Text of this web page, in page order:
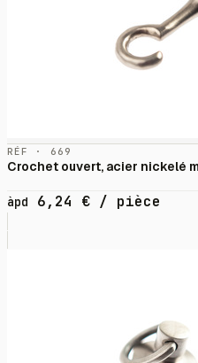
RÉF · 669
Crochet ouvert, acier nickelé
àpd 6,24 € / pièce